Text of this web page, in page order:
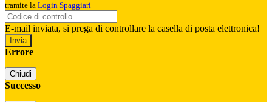
tramite la Login Spaggiari
E-mail inviata, si prega di controllare la casella di posta elettronica!
Errore
Chiudi
Successo